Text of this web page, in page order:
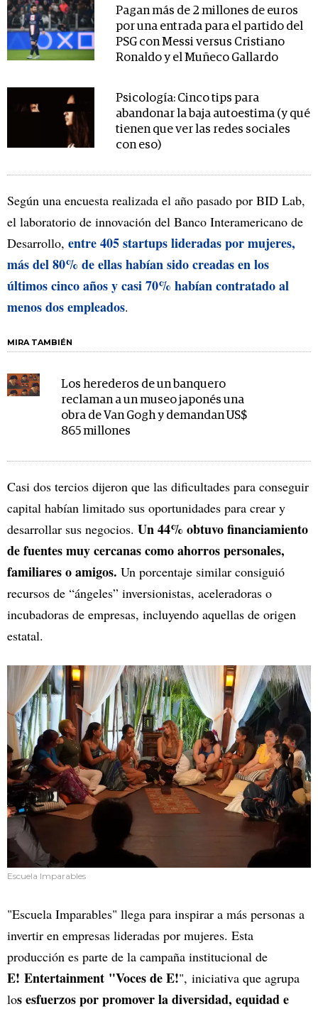
Pagan más de 2 millones de euros
por una entrada para el partido del
PSG con Messi versus Cristiano
Ronaldo y el Muñeco Gallardo
Psicología: Cinco tips para
abandonar la baja autoestima (y qué
tienen que ver las redes sociales
con eso)
Según una encuesta realizada el año pasado por BID Lab,
el laboratorio de innovación del Banco Interamericano de
Desarrollo, entre 405 startups lideradas por mujeres,
más del 80% de ellas habían sido creadas en los
últimos cinco años y casi 70% habían contratado al
menos dos empleados.
MIRA TAMBIÉN
Los herederos de un banquero
reclaman a un museo japonés una
obra de Van Gogh y demandan US$
865 millones
Casi dos tercios dijeron que las dificultades para conseguir
capital habían limitado sus oportunidades para crear y
desarrollar sus negocios. Un 44% obtuvo financiamiento
de fuentes muy cercanas como ahorros personales,
familiares o amigos. Un porcentaje similar consiguió
recursos de “ángeles” inversionistas, aceleradoras o
incubadoras de empresas, incluyendo aquellas de origen
estatal.
Escuela Imparables
"Escuela Imparables" llega para inspirar a más personas a
invertir en empresas lideradas por mujeres. Esta
producción es parte de la campaña institucional de
E! Entertainment "Voces de E!", iniciativa que agrupa
los esfuerzos por promover la diversidad, equidad e